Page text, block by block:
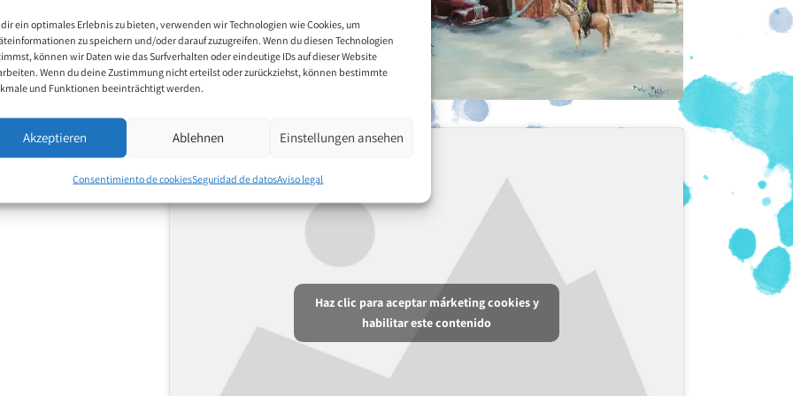
ein optimales Erlebnis zu bieten, verwenden wir Technologien wie Cookies, um
zu speichern und/oder darauf zuzugreifen. Wenn du diesen Technologien
können wir Daten wie das Surfverhalten oder eindeutige IDs auf dieser Website
Wenn du deine Zustimmung nicht erteilst oder zurückziehst, können bestimmte
und Funktionen beeinträchtigt werden.
Akzeptieren Ablehnen Einstellungen ansehen
Consentimiento de cookiesSeguridad de datosAviso legal
Haz clic para aceptar márketing cookies y
habilitar este contenido